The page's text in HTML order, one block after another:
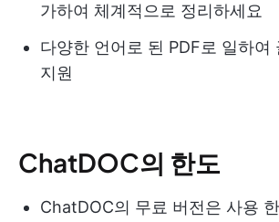
가하여 체계적으로 정리하세요
다양한 언어로 된 PDF로 일하여
지원
ChatDOC의 한도
ChatDOC의 무료 버전은 사용